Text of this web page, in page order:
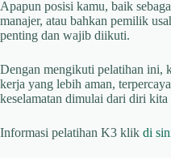
Apapun posisi kamu, baik
manajer, atau bahkan pemilik
penting dan wajib diikuti.
Dengan mengikuti pelatihan ini,
kerja yang lebih aman,
keselamatan dimulai dari diri kita
Informasi pelatihan K3 klik di